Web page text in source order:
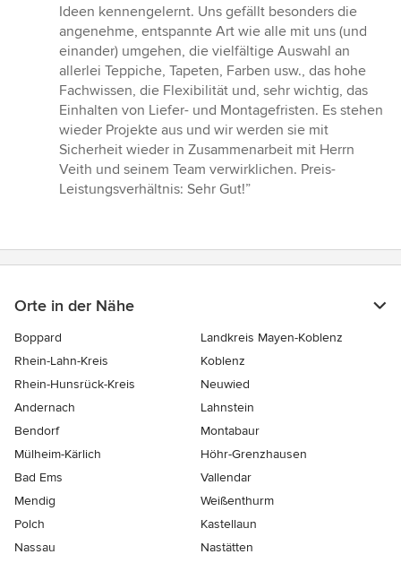
Ideen kennengelernt. Uns gefällt besonders die
angenehme, entspannte Art wie alle mit uns (und
einander) umgehen, die vielfältige Auswahl an
allerlei Teppiche, Tapeten, Farben usw., das hohe
Fachwissen, die Flexibilität und, sehr wichtig, das
Einhalten von Liefer- und Montagefristen. Es stehen
wieder Projekte aus und wir werden sie mit
Sicherheit wieder in Zusammenarbeit mit Herrn
Veith und seinem Team verwirklichen. Preis-
Leistungsverhältnis: Sehr Gut!”
Orte in der Nähe
Boppard
Landkreis Mayen-Koblenz
Rhein-Lahn-Kreis
Koblenz
Rhein-Hunsrück-Kreis
Neuwied
Andernach
Lahnstein
Bendorf
Montabaur
Mülheim-Kärlich
Höhr-Grenzhausen
Bad Ems
Vallendar
Mendig
Weißenthurm
Polch
Kastellaun
Nassau
Nastätten